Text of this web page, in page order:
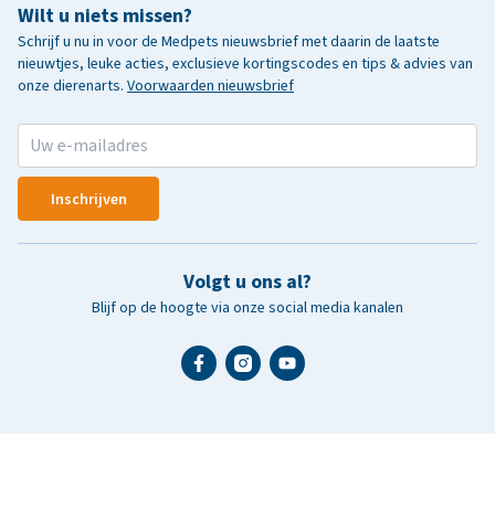
Wilt u niets missen?
Schrijf u nu in voor de Medpets nieuwsbrief met daarin de laatste
nieuwtjes, leuke acties, exclusieve kortingscodes en tips & advies van
onze dierenarts. Voorwaarden nieuwsbrief
Inschrijven
Volgt u ons al?
Blijf op de hoogte via onze social media kanalen